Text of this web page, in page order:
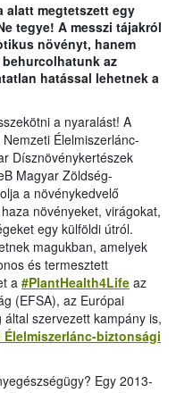
alatt megtetszett egy
tegye! A messzi tájakról
növényt, hanem
az
hatással lehetnek a
a nyaralást! A
Élelmiszerlánc-
Dísznövénykertészek
Magyar Zöldség-
a növénykedvelő
növényeket, virágokat,
egy külföldi útról.
magukban, amelyek
és termesztett
a #PlantHealth4Life az
(EFSA), az Európai
szervezett kampány is,
Élelmiszerlánc-biztonsági
Egy 2013-